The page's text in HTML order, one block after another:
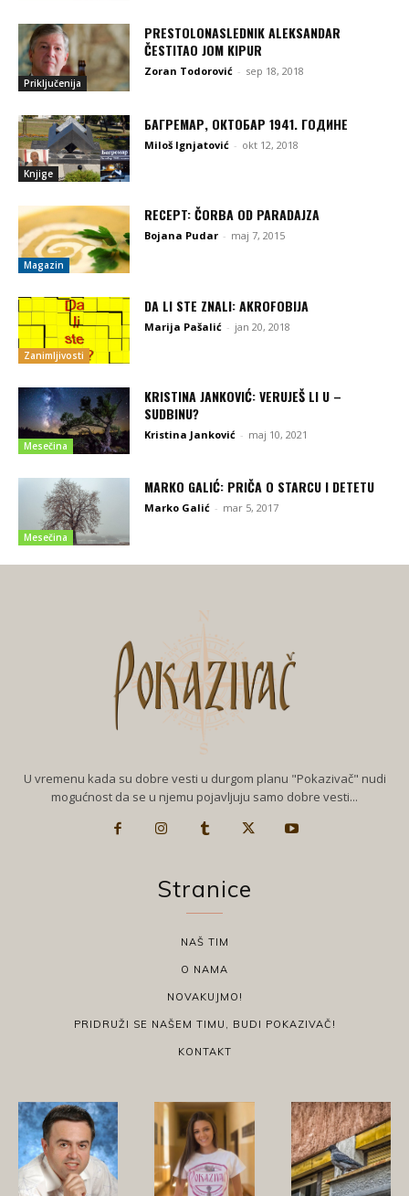
Priključenija
PRESTOLONASLEDNIK ALEKSANDAR
ČESTITAO JOM KIPUR
Zoran Todorović - sep 18, 2018
Knjige
БАГРЕМАР, ОКТОБАР 1941. ГОДИНЕ
Miloš Ignjatović - okt 12, 2018
Magazin
RECEPT: ČORBA OD PARADAJZA
Bojana Pudar - maj 7, 2015
Zanimljivosti
DA LI STE ZNALI: AKROFOBIJA
Marija Pašalić - jan 20, 2018
Mesečina
KRISTINA JANKOVIĆ: VERUJEŠ LI U –
SUDBINU?
Kristina Janković - maj 10, 2021
Mesečina
MARKO GALIĆ: PRIČA O STARCU I DETETU
Marko Galić - mar 5, 2017
U vremenu kada su dobre vesti u durgom planu "Pokazivač" nudi
mogućnost da se u njemu pojavljuju samo dobre vesti...
Stranice
NAŠ TIM
O NAMA
NOVAKUJMO!
PRIDRUŽI SE NAŠEM TIMU, BUDI POKAZIVAČ!
KONTAKT